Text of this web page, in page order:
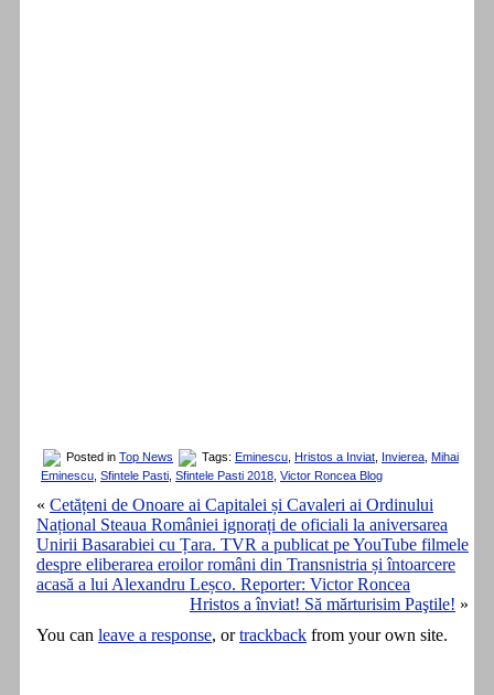
Posted in Top News Tags: Eminescu Hristos a Inviat Invierea Mihai
Eminescu, Sfintele Pasti, Sfintele Pasti 2018, Victor Roncea Blog
« Cetățeni de Onoare ai Capitalei și Cavaleri ai Ordinului
Național Steaua României ignorați de oficiali la aniversarea
Unirii Basarabiei cu Țara. TVR a publicat pe YouTube filmele
despre eliberarea eroilor români din Transnistria și întoarcere
acasă a lui Alexandru Leșco. Reporter: Victor Roncea
Hristos a înviat! Să mărturisim Paştile! »
You can leave a response, ortrackback from your own site.